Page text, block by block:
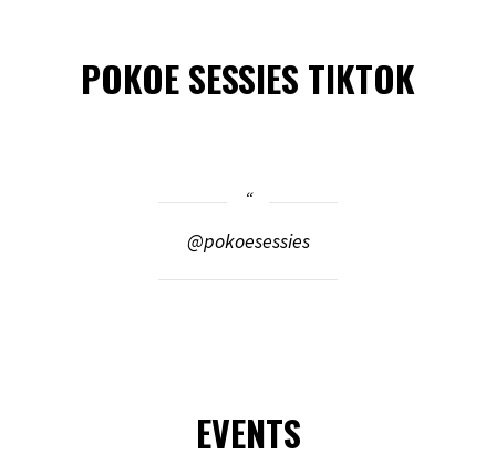
POKOE SESSIES TIKTOK
@pokoesessies
EVENTS